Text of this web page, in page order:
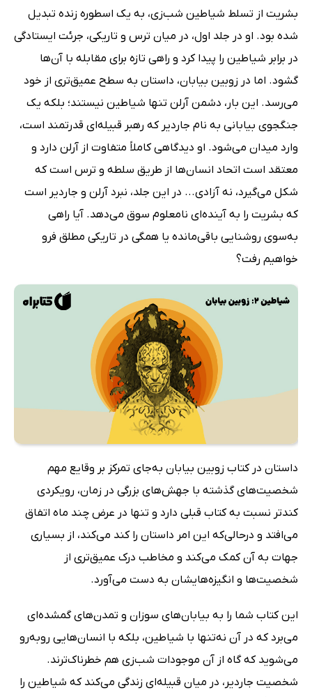
بشریت از تسلط شیاطین شب‌زی، به یک اسطوره زنده تبدیل
شده بود. او در جلد اول، در میان ترس و تاریکی، جرئت ایستادگی
در برابر شیاطین را پیدا کرد و راهی تازه برای مقابله با آن‌ها
گشود. اما در زوبین بیابان، داستان به سطح عمیق‌تری از خود
می‌رسد. این بار، دشمن آرلن تنها شیاطین نیستند؛ بلکه یک
جنگجوی بیابانی به نام جاردیر که رهبر قبیله‌ای قدرتمند است،
وارد میدان می‌شود. او دیدگاهی کاملاً متفاوت از آرلن دارد و
معتقد است اتحاد انسان‌ها از طریق سلطه و ترس است که
شکل می‌گیرد، نه آزادی... در این جلد، نبرد آرلن و جاردیر است
که بشریت را به آینده‌ای نامعلوم سوق می‌دهد. آیا راهی
به‌سوی روشنایی باقی‌مانده یا همگی در تاریکی مطلق فرو
خواهیم رفت؟
داستان در کتاب زوبین بیابان به‌جای تمرکز بر وقایع مهم
شخصیت‌های گذشته با جهش‌های بزرگی در زمان، رویکردی
کندتر نسبت به کتاب قبلی دارد و تنها در عرض چند ماه اتفاق
می‌افتد و درحالی‌که این امر داستان را کند می‌کند، از بسیاری
جهات به آن کمک می‌کند و مخاطب درک عمیق‌تری از
شخصیت‌ها و انگیزه‌هایشان به دست می‌آورد.
این کتاب شما را به بیابان‌های سوزان و تمدن‌های گمشده‌ای
می‌برد که در آن نه‌تنها با شیاطین، بلکه با انسان‌هایی روبه‌رو
می‌شوید که گاه از آن موجودات شب‌زی هم خطرناک‌ترند.
شخصیت جاردیر، در میان قبیله‌ای زندگی می‌کند که شیاطین را